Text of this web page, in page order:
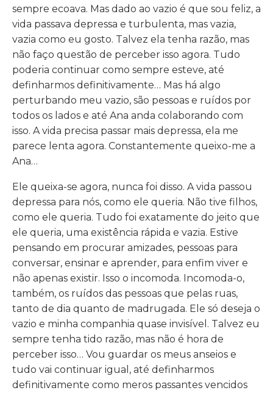
sempre ecoava. Mas dado ao vazio é que sou feliz, a
vida passava depressa e turbulenta, mas vazia,
vazia como eu gosto. Talvez ela tenha razão, mas
não faço questão de perceber isso agora. Tudo
poderia continuar como sempre esteve, até
definharmos definitivamente… Mas há algo
perturbando meu vazio, são pessoas e ruídos por
todos os lados e até Ana anda colaborando com
isso. A vida precisa passar mais depressa, ela me
parece lenta agora. Constantemente queixo-me a
Ana…
Ele queixa-se agora, nunca foi disso. A vida passou
depressa para nós, como ele queria. Não tive filhos,
como ele queria. Tudo foi exatamente do jeito que
ele queria, uma existência rápida e vazia. Estive
pensando em procurar amizades, pessoas para
conversar, ensinar e aprender, para enfim viver e
não apenas existir. Isso o incomoda. Incomoda-o,
também, os ruídos das pessoas que pelas ruas,
tanto de dia quanto de madrugada. Ele só deseja o
vazio e minha companhia quase invisível. Talvez eu
sempre tenha tido razão, mas não é hora de
perceber isso… Vou guardar os meus anseios e
tudo vai continuar igual, até definharmos
definitivamente como meros passantes vencidos